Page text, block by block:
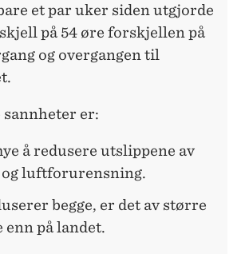
et par uker siden utgjorde
på 54 øre forskjellen på
og over­gangen til
sannheter er:
å redusere utslippene av
og luftforurensning.
begge, er det av større
enn på landet.